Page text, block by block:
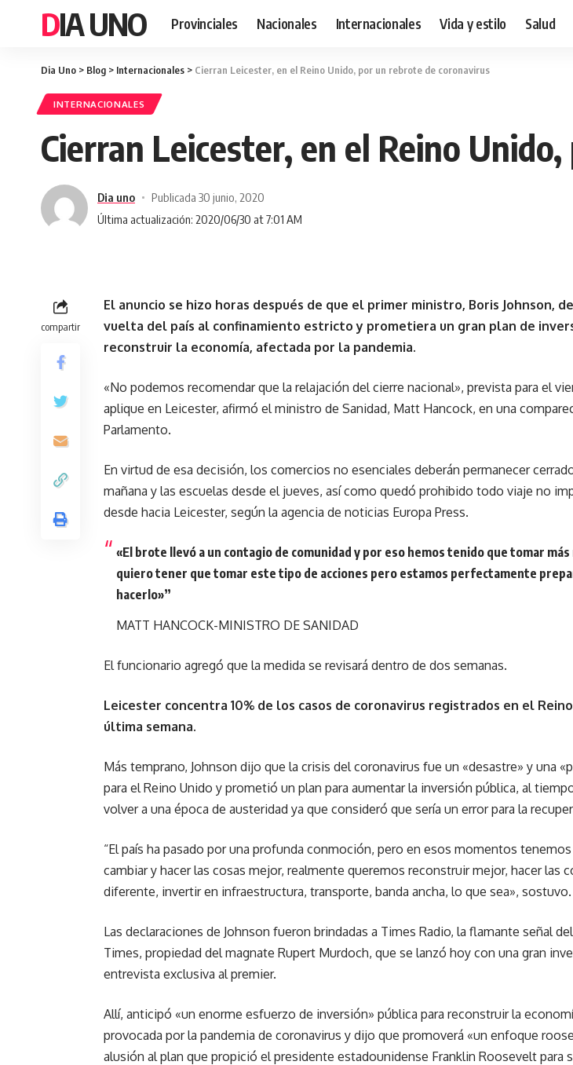
DIA UNO Provinciales Nacionales Internacionales Vida y estilo Salud
Dia Uno > Blog > Internacionales > Cierran Leicester, en el Reino Unido, por un rebrote de coronavirus
INTERNACIONALES
Cierran Leicester, en el Reino
Última actualización: 2020/06/30 at 7:01 AM
Dia uno Publicada 30 junio, 2020
compartir
El anuncio se hizo horas después de que el primer ministro, Boris Johnson,
vuelta del país al confinamiento estricto y prometiera un gran plan de
reconstruir la economía, afectada por la pandemia.
«No podemos recomendar que la relajación del cierre nacional», prevista para el
aplique en Leicester, afirmó el ministro de Sanidad, Matt Hancock, en una
Parlamento.
En virtud de esa decisión, los comercios no esenciales deberán permanecer
mañana y las escuelas desde el jueves, así como quedó prohibido todo viaje no
desde hacia Leicester, según la agencia de noticias Europa Press.
«El brote llevó a un contagio de comunidad y por eso hemos tenido que tomar
quiero tener que tomar este tipo de acciones pero estamos perfectamente
hacerlo»”
MATT HANCOCK-MINISTRO DE SANIDAD
El funcionario agregó que la medida se revisará dentro de dos semanas.
Leicester concentra 10% de los casos de coronavirus registrados en el
última semana.
Más temprano, Johnson dijo que la crisis del coronavirus fue un «desastre» y una
para el Reino Unido y prometió un plan para aumentar la inversión pública, al
volver a una época de austeridad ya que consideró que sería un error para la
“El país ha pasado por una profunda conmoción, pero en esos momentos
cambiar y hacer las cosas mejor, realmente queremos reconstruir mejor, hacer las
diferente, invertir en infraestructura, transporte, banda ancha, lo que sea», sostuvo.
Las declaraciones de Johnson fueron brindadas a Times Radio, la flamante señal
Times, propiedad del magnate Rupert Murdoch, que se lanzó hoy con una gran
entrevista exclusiva al premier.
Allí, anticipó «un enorme esfuerzo de inversión» pública para reconstruir la
provocada por la pandemia de coronavirus y dijo que promoverá «un enfoque
alusión al plan que propició el presidente estadounidense Franklin Roosevelt para